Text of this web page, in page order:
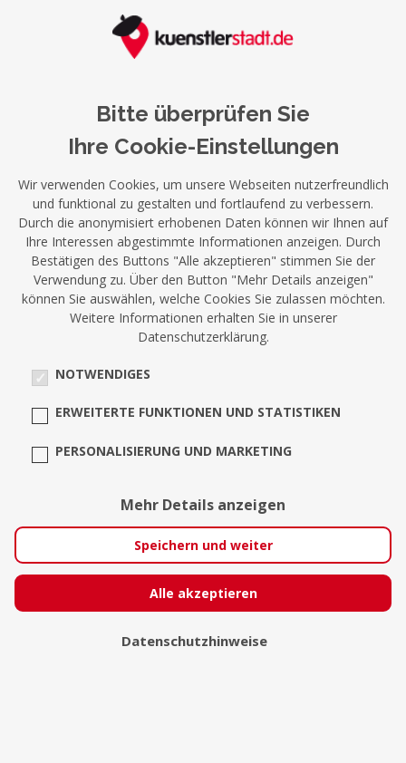
Bitte überprüfen Sie
Ihre Cookie-Einstellungen
Wir verwenden Cookies, um unsere Webseiten nutzerfreundlich
und funktional zu gestalten und fortlaufend zu verbessern.
Durch die anonymisiert erhobenen Daten können wir Ihnen auf
Ihre Interessen abgestimmte Informationen anzeigen. Durch
Bestätigen des Buttons "Alle akzeptieren" stimmen Sie der
Verwendung zu. Über den Button "Mehr Details anzeigen"
können Sie auswählen, welche Cookies Sie zulassen möchten.
Weitere Informationen erhalten Sie in unserer
Datenschutzerklärung.
NOTWENDIGES
ERWEITERTE FUNKTIONEN UND STATISTIKEN
PERSONALISIERUNG UND MARKETING
Mehr Details anzeigen
Speichern und weiter
Alle akzeptieren
Datenschutzhinweise